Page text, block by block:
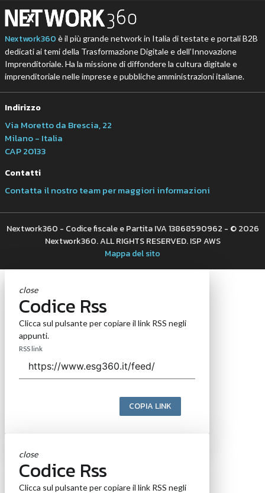
Nextwork360 è il più grande network in Italia di testate e portali B2B
dedicati ai temi della Trasformazione Digitale e dell’Innovazione
Imprenditoriale. Ha la missione di diffondere la cultura digitale e
imprenditoriale nelle imprese e pubbliche amministrazioni italiane.
Indirizzo
Via Moretto da Brescia, 22
Milano - Italia
CAP 20133
Contatti
Contatta il nostro team per maggiori informazioni
Nextwork360 - Codice fiscale e Partita IVA 13868590962 - © 2026
Nextwork360. ALL RIGHTS RESERVED. ISP AWS
Mappa del sito
close
Codice Rss
Clicca sul pulsante per copiare il link RSS negli
appunti.
RSS link
COPIA LINK
close
Codice Rss
Clicca sul pulsante per copiare il link RSS negli